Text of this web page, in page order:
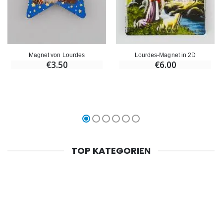
Magnet von Lourdes
€3.50
Lourdes-Magnet in 2D
€6.00
TOP KATEGORIEN